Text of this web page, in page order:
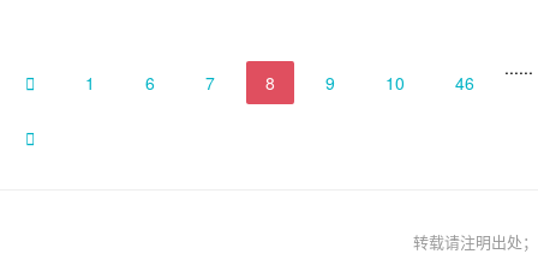
 1
...
6 7 8 9 10
...
46

转载请注明出处；